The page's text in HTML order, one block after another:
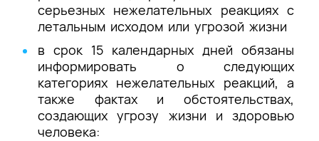
серьезных нежелательных реакциях с
летальным исходом или угрозой жизни
в срок 15 календарных дней обязаны
информировать о следующих
категориях нежелательных реакций, а
также фактах и обстоятельствах,
создающих угрозу жизни и здоровью
человека: